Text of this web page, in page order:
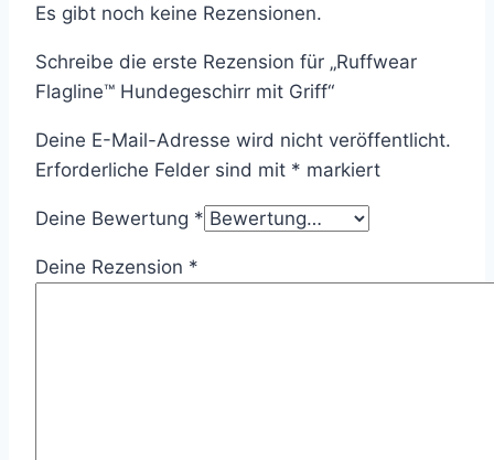
Es gibt noch keine Rezensionen.
Schreibe die erste Rezension für „Ruffwear
Flagline™ Hundegeschirr mit Griff“
Deine E-Mail-Adresse wird nicht veröffentlicht.
Erforderliche Felder sind mit * markiert
Deine Bewertung *
Deine Rezension *